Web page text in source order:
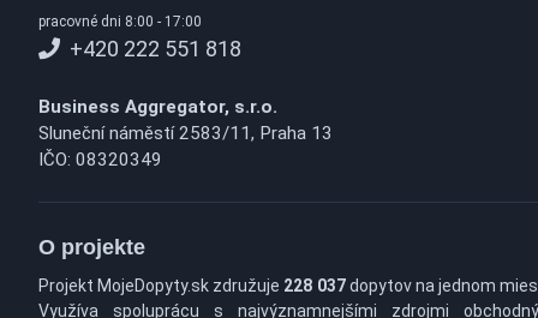
pracovné dni 8:00 - 17:00
+420 222 551 818
Business Aggregator, s.r.o.
Sluneční náměstí 2583/11, Praha 13
IČO: 08320349
O projekte
Projekt MojeDopyty.sk združuje 228 037dopytov na jednom
Využíva spoluprácu s najvýznamnejšími zdrojmi